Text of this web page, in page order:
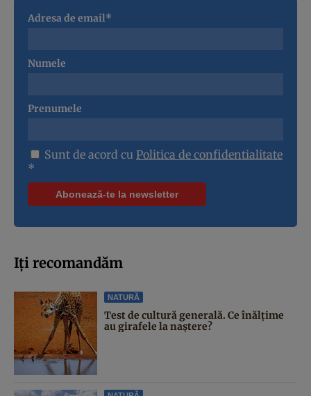
Adresa de email*
Numele
Prenumele
Sunt de acord cu Politica de confidentialitate
*
Iți recomandăm
NATURĂ
Test de cultură generală. Ce înălțime
au girafele la naștere?